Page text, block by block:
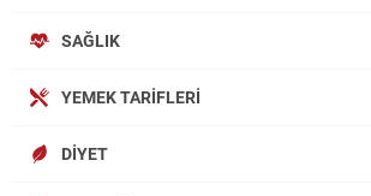
SAĞLIK
YEMEK TARIFLERI
DIYET